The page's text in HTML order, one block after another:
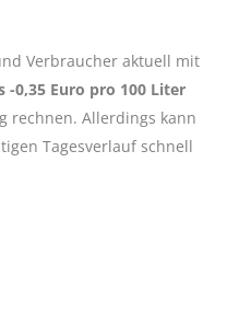
Verbraucher aktuell mit
-0,35 Euro pro 100 Liter
rechnen. Allerdings kann
Tagesverlauf schnell